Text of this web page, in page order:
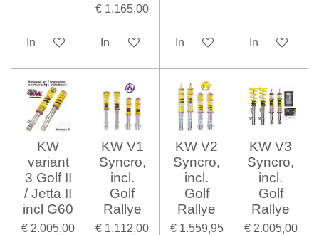
In winkelwagen
€ 1.165,00
In winkelwagenIn winkelwagenIn
KW
variant
3 Golf II
/ Jetta II
incl G60
€ 2.005,00
KW V1
Syncro,
incl.
Golf
Rallye
€ 1.112,00
KW V2
Syncro,
incl.
Golf
Rallye
€ 1.559,95
KW V3
Syncro,
incl.
Golf
Rallye
€ 2.005,00